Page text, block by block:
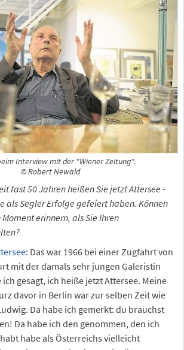
Interview mit der "Wiener Zeitung".
© Robert Newald
fast 50 Jahren heißen Sie jetzt Attersee -
als Segler Erfolge gefeiert haben. Können
erinnern, als Sie Ihren
: Das war 1966 bei einer Zugfahrt von
mit der damals sehr jungen Galeristin
gesagt, ich heiße jetzt Attersee. Meine
davor in Berlin war zur selben Zeit wie
Da habe ich gemerkt: du brauchst
Da habe ich den genommen, den ich
habe als Österreichs vielleicht